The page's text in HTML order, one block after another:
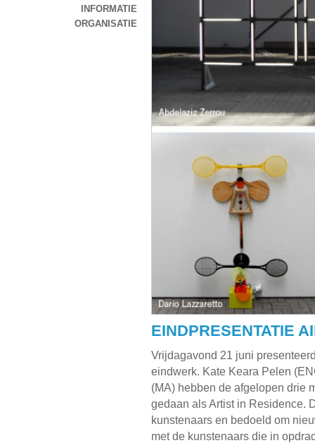
INFORMATIE
ORGANISATIE
EINDPRESENTATIE
Vrijdagavond 21 juni
eindwerk. Kate Keara Pelen
(MA) hebben de afgelopen drie
gedaan als Artist in Residence.
kunstenaars en bedoeld om
met de kunstenaars die in